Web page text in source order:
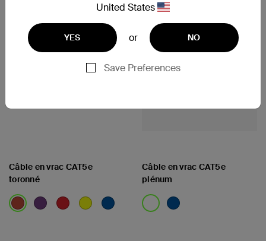
Câble en vrac CAT5e
toronné
Câble en vrac CAT5e
plénum
United States
YES or NO
Save Preferences